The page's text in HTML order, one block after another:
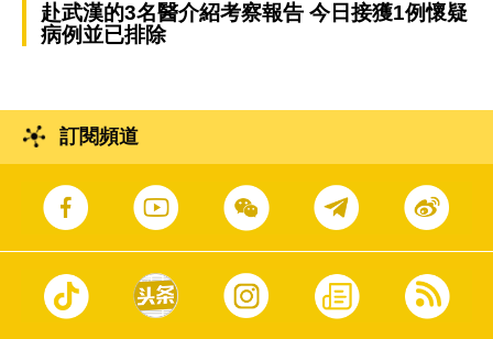
赴武漢的3名醫介紹考察報告 今日接獲1例懷疑
病例並已排除
訂閱頻道